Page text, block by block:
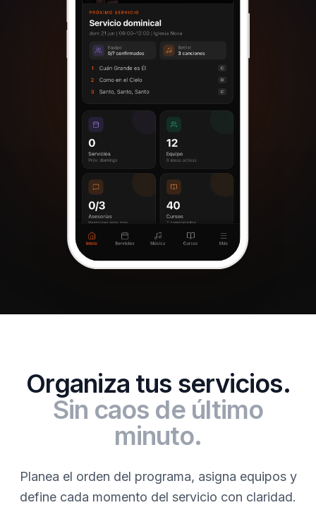
Organiza tus servicios.
Sin caos de último
minuto.
Planea el orden del programa, asigna equipos y
define cada momento del servicio con claridad.